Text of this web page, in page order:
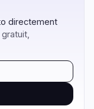
0
1
directement